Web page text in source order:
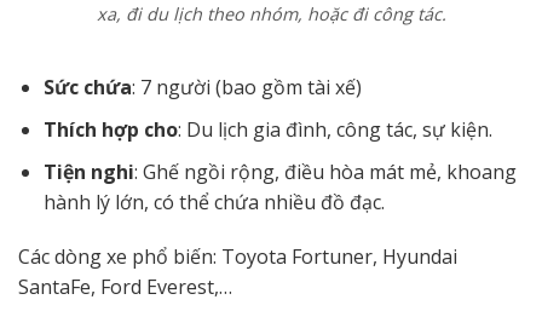
xa, đi du lịch theo nhóm, hoặc đi công tác.
Sức chứa: 7 người (bao gồm tài xế)
Thích hợp cho: Du lịch gia đình, công tác, sự kiện.
Tiện nghi: Ghế ngồi rộng, điều hòa mát mẻ, khoang
hành lý lớn, có thể chứa nhiều đồ đạc.
Các dòng xe phổ biến: Toyota Fortuner, Hyundai
SantaFe, Ford Everest,…